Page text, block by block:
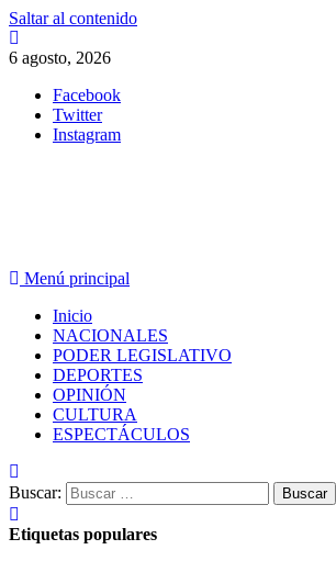
Saltar al contenido
6 agosto, 2026
Facebook
Twitter
Instagram
Menú principal
Inicio
NACIONALES
PODER LEGISLATIVO
DEPORTES
OPINIÓN
CULTURA
ESPECTÁCULOS
Buscar:
Etiquetas populares